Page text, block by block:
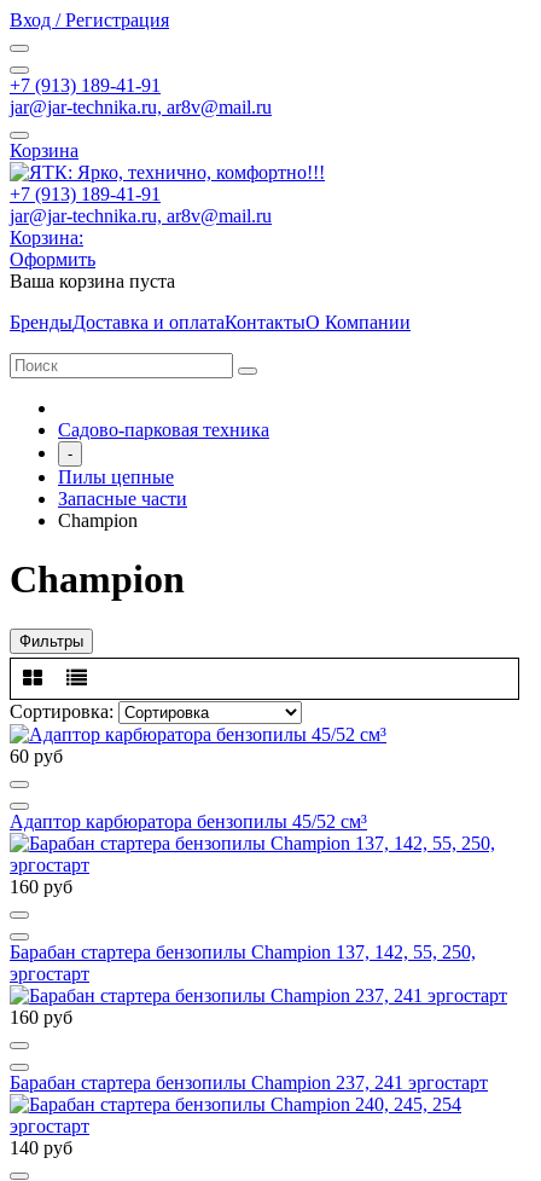
Вход / Регистрация
+7 (913) 189-41-91
jar@jar-technika.ru, ar8v@mail.ru
Корзина
+7 (913) 189-41-91
jar@jar-technika.ru, ar8v@mail.ru
Корзина:
Оформить
Ваша корзина пуста
БрендыДоставка и оплатаКонтактыО Компании
Садово-парковая техника
-
Пилы цепные
Запасные части
Champion
Champion
Фильтры
Сортировка:
60 руб
Адаптор карбюратора бензопилы 45/52 см³
160 руб
Барабан стартера бензопилы Champion 137, 142, 55, 250,
эргостарт
160 руб
Барабан стартера бензопилы Champion 237, 241 эргостарт
140 руб